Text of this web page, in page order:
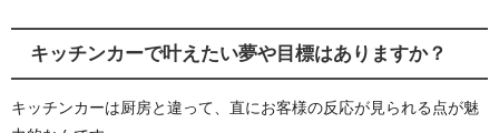
キッチンカーで叶えたい夢や目標はありますか？
キッチンカーは厨房と違って、直にお客様の反応が見られる点が魅